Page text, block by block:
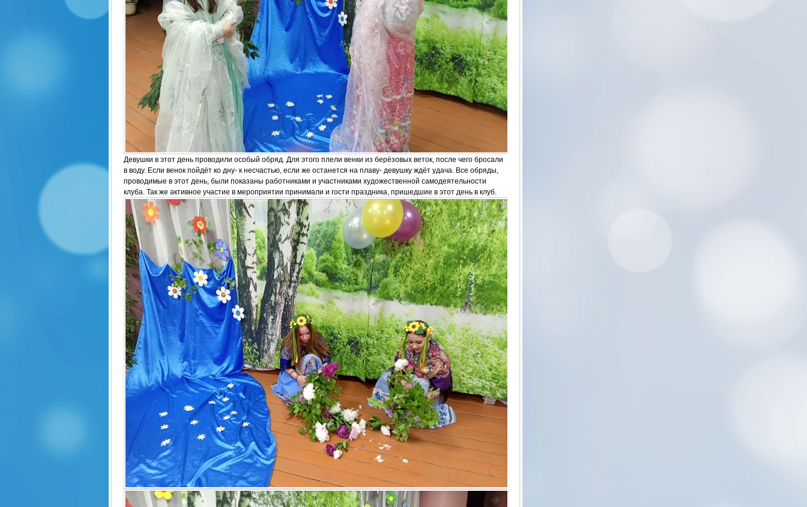
Девушки в этот день проводили особый обряд. Для этого плели венки из берёзовых веток, после чего бросали
в воду. Если венок пойдёт ко дну- к несчастью, если же останется на плаву- девушку ждёт удача. Все обряды,
проводимые в этот день, были показаны работниками и участниками художественной самодеятельности
клуба. Так же активное участие в мероприятии принимали и гости праздника, пришедшие в этот день в клуб.